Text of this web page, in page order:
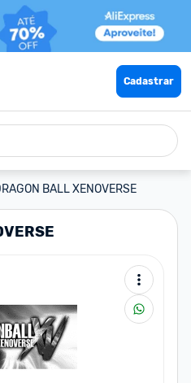
Cadastrar
BALL XENOVERSE